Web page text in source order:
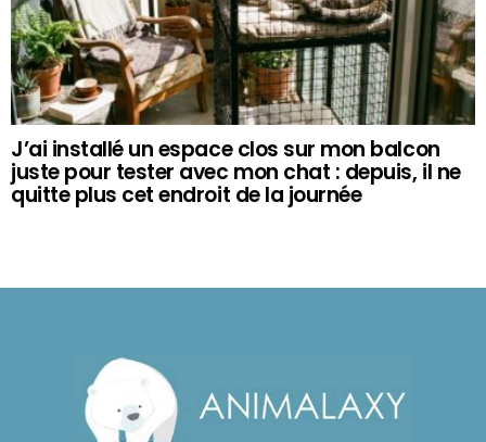
J’ai installé un espace clos sur mon balcon
juste pour tester avec mon chat : depuis, il ne
quitte plus cet endroit de la journée